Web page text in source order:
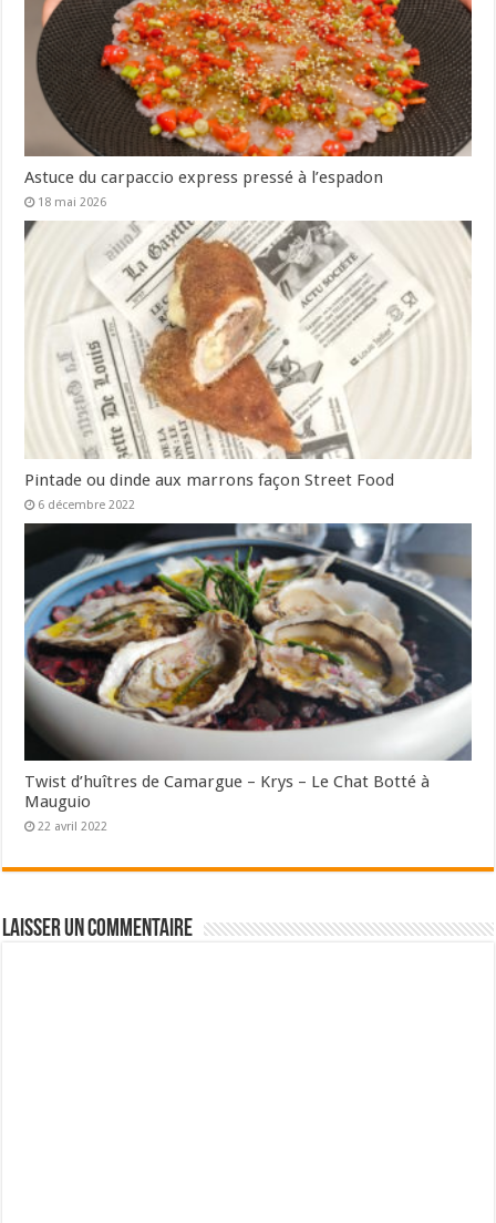
Astuce du carpaccio express pressé à l’espadon
18 mai 2026
Pintade ou dinde aux marrons façon Street Food
6 décembre 2022
Twist d’huîtres de Camargue – Krys – Le Chat Botté à
Mauguio
22 avril 2022
Laisser un commentaire